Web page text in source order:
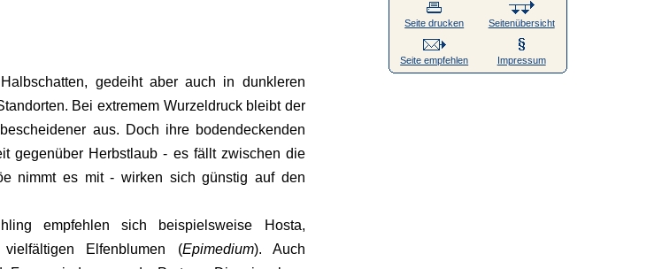
gedeiht aber auch in dunkleren
Bei extremem Wurzeldruck bleibt der
aus. Doch ihre bodendeckenden
gegenüber Herbstlaub - es fällt zwischen die
nimmt es mit - wirken sich günstig auf den
empfehlen sich beispielsweise Hosta,
Elfenblumen (Epimedium). Auch
Seite drucken Seitenübersicht
Seite empfehlen Impressum